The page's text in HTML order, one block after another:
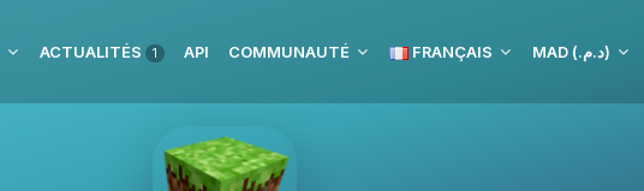
ACTUALITÉS 1 API COMMUNAUTÉ FRANÇAIS MAD (د.م.‏)